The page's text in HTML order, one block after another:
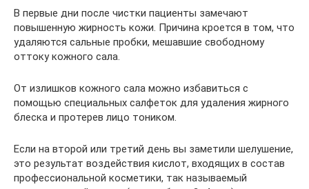
В первые дни после чистки пациенты замечают
повышенную жирность кожи. Причина кроется в том, что
удаляются сальные пробки, мешавшие свободному
оттоку кожного сала.
От излишков кожного сала можно избавиться с
помощью специальных салфеток для удаления жирного
блеска и протерев лицо тоником.
Если на второй или третий день вы заметили шелушение,
это результат воздействия кислот, входящих в состав
профессиональной косметики, так называемый